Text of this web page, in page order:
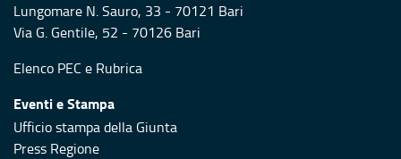
Lungomare N. Sauro, 33 - 70121 Bari
Via G. Gentile, 52 - 70126 Bari
Elenco PEC e Rubrica
Eventi e Stampa
Ufficio stampa della Giunta
Press Regione